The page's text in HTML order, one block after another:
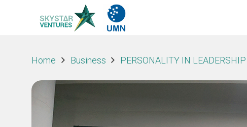
Home Business PERSONALITY IN LEADERSHIP